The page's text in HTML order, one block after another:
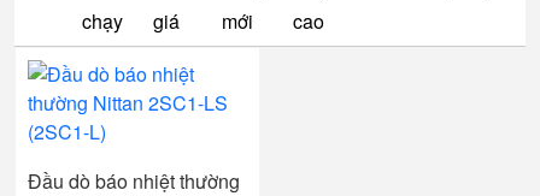
chạy
giá
mới
cao
Đầu dò báo nhiệt thường